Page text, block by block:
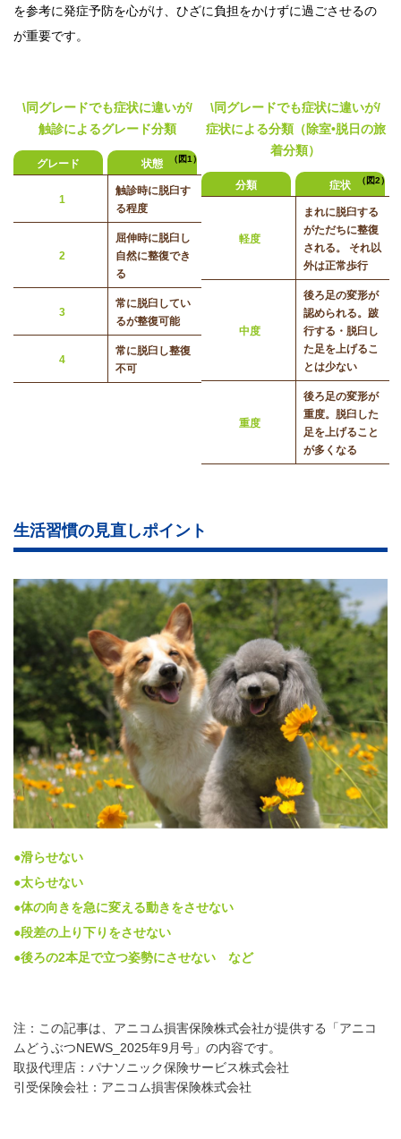
を参考に発症予防を心がけ、ひざに負担をかけずに過ごさせるの
が重要です。
\同グレードでも症状に違いが/
触診によるグレード分類
（図1）
グレード 状態
1
触診時に脱臼す
る程度
2
屈伸時に脱臼し
自然に整復でき
る
3
常に脱臼してい
るが整復可能
4
常に脱臼し整復
不可
\同グレードでも症状に違いが/
症状による分類（除室•脱日の旅
着分類）
（図2）
分類 症状
軽度
まれに脱臼する
がただちに整復
される。 それ以
外は正常歩行
中度
後ろ足の変形が
認められる。跛
行する・脱臼し
た足を上げるこ
とは少ない
重度
後ろ足の変形が
重度。脱臼した
足を上げること
が多くなる
生活習慣の見直しポイント
●滑らせない
●太らせない
●体の向きを急に変える動きをさせない
●段差の上り下りをさせない
●後ろの2本足で立つ姿勢にさせない など
注：この記事は、アニコム損害保険株式会社が提供する「アニコ
ムどうぶつNEWS_2025年9月号」の内容です。
取扱代理店：パナソニック保険サービス株式会社
引受保険会社：アニコム損害保険株式会社